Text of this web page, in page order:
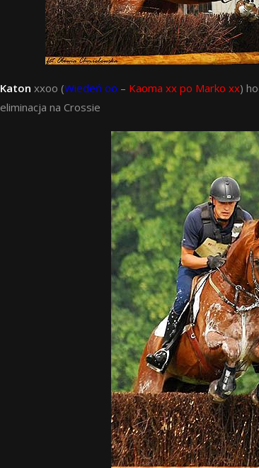
Katon xxoo (Wiedeń oo – Kaoma xx po Marko xx)
eliminacja na Crossie